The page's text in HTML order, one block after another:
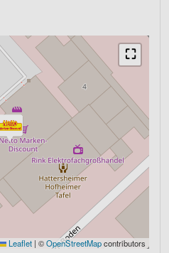
⛶
Leaflet | ©OpenStreetMapcontributors